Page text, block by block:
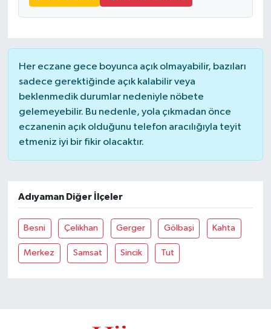
Her eczane gece boyunca açık olmayabilir, bazıları
sadece gerektiğinde açık kalabilir veya
beklenmedik durumlar nedeniyle nöbete
gelemeyebilir. Bu nedenle, yola çıkmadan önce
eczanenin açık olduğunu telefon aracılığıyla teyit
etmeniz iyi bir fikir olacaktır.
Adıyaman Diğer İlçeler
Besni Çelikhan Gerger Gölbaşi Kahta
Merkez Samsat Sincik Tut